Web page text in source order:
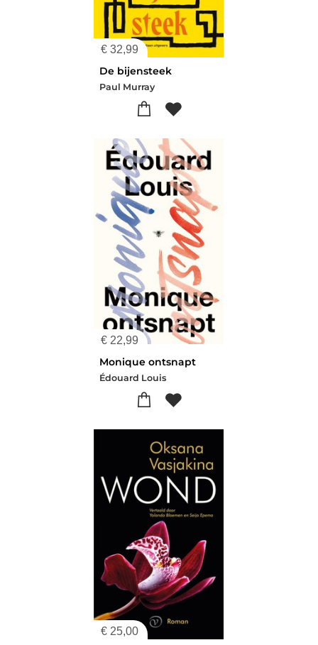
€ 32,99
De bijensteek
Paul Murray
€ 22,99
Monique ontsnapt
Édouard Louis
€ 25,00